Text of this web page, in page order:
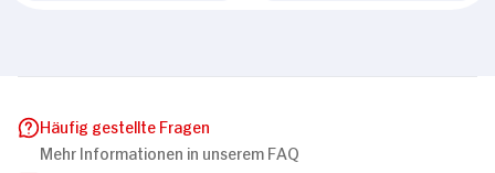
Häufig gestellte Fragen
Mehr Informationen in unserem FAQ